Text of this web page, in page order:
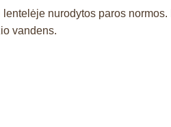
nurodytos paros
vandens.